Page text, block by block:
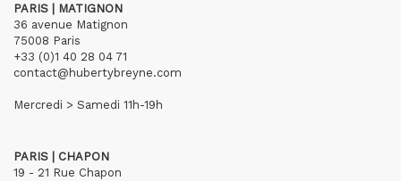
PARIS | MATIGNON
36 avenue Matignon
75008 Paris
+33 (0)1 40 28 04 71
contact@hubertybreyne.com
Mercredi > Samedi 11h-19h
PARIS | CHAPON
19 - 21 Rue Chapon